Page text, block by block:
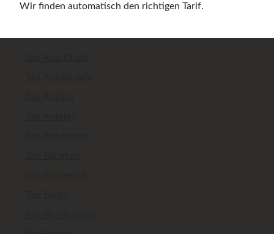
Wir finden automatisch den richtigen Tarif.